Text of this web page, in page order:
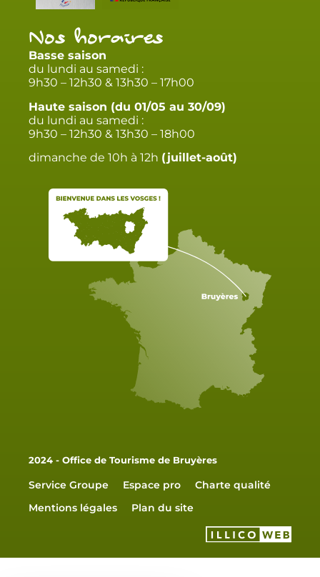
Nos horaires
Basse saison
du lundi au samedi :
9h30 – 12h30 & 13h30 – 17h00
Haute saison (du 01/05 au 30/09)
du lundi au samedi :
9h30 – 12h30 & 13h30 – 18h00
dimanche de 10h à 12h (juillet-août)
2024 - Office de Tourisme de Bruyères
Service Groupe Espace pro
Charte qualité
Mentions légales
Plan du site